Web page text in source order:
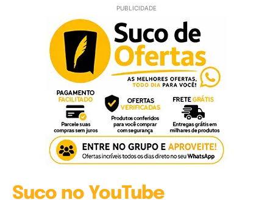
PUBLICIDADE
Suco no YouTube